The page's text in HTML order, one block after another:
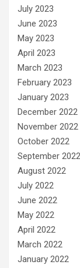
July 2023
June 2023
May 2023
April 2023
March 2023
February 2023
January 2023
December 2022
November 2022
October 2022
September 2022
August 2022
July 2022
June 2022
May 2022
April 2022
March 2022
January 2022